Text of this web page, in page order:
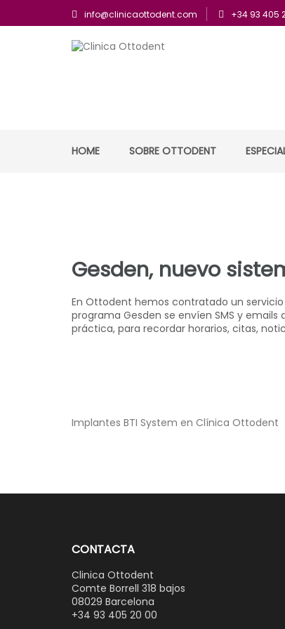
info@clinicaottodent.com +34 93 405
HOME SOBRE OTTODENT
Gesden, nuevo
En Ottodent hemos contratado un
programa Gesden se envíen SMS y
práctica, para recordar horarios, citas,
Navegación
de
Implantes BTI System en Clínica Ottodent
CONTACTA
Clinica Ottodent
Comte Borrell 318 bajos
08029 Barcelona
+34 93 405 20 00